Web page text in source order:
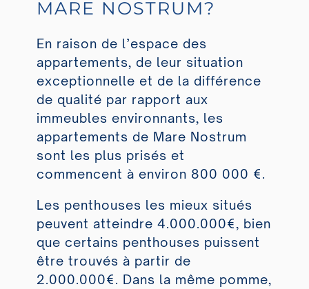
MARE NOSTRUM?
En raison de l’espace des
appartements, de leur situation
exceptionnelle et de la différence
de qualité par rapport aux
immeubles environnants, les
appartements de Mare Nostrum
sont les plus prisés et
commencent à environ 800 000 €.
Les penthouses les mieux situés
peuvent atteindre 4.000.000€, bien
que certains penthouses puissent
être trouvés à partir de
2.000.000€. Dans la même pomme,